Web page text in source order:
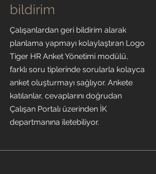
bildirim
Çalışanlardan geri bildirim alarak
planlama yapmayı kolaylaştıran Logo
Tiger HR Anket Yönetimi modülü,
farklı soru tiplerinde sorularla kolayca
anket oluşturmayı sağlıyor. Ankete
katılanlar, cevaplarını doğrudan
Çalışan Portalı üzerinden İK
departmanına iletebiliyor.